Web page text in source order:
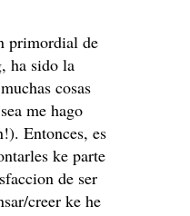
primordial de
ha sido la
cosas
me hago
Entonces, es
ke parte
de ser
creer ke he